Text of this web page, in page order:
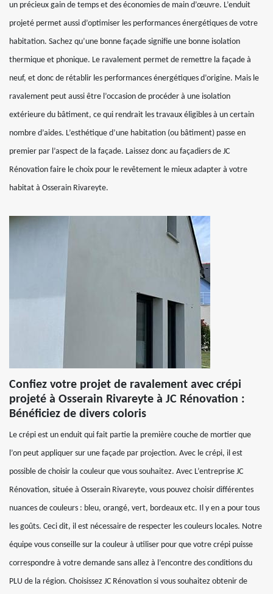
un précieux gain de temps et des économies de main d’œuvre. L’enduit
projeté permet aussi d’optimiser les performances énergétiques de votre
habitation. Sachez qu’une bonne façade signifie une bonne isolation
thermique et phonique. Le ravalement permet de remettre la façade à
neuf, et donc de rétablir les performances énergétiques d’origine. Mais le
ravalement peut aussi être l’occasion de procéder à une isolation
extérieure du bâtiment, ce qui rendrait les travaux éligibles à un certain
nombre d’aides. L’esthétique d’une habitation (ou bâtiment) passe en
premier par l’aspect de la façade. Laissez donc au façadiers de JC
Rénovation faire le choix pour le revêtement le mieux adapter à votre
habitat à Osserain Rivareyte.
Confiez votre projet de ravalement avec crépi
projeté à Osserain Rivareyte à JC Rénovation :
Bénéficiez de divers coloris
Le crépi est un enduit qui fait partie la première couche de mortier que
l’on peut appliquer sur une façade par projection. Avec le crépi, il est
possible de choisir la couleur que vous souhaitez. Avec L’entreprise JC
Rénovation, située à Osserain Rivareyte, vous pouvez choisir différentes
nuances de couleurs : bleu, orangé, vert, bordeaux etc. Il y en a pour tous
les goûts. Ceci dit, il est nécessaire de respecter les couleurs locales. Notre
équipe vous conseille sur la couleur à utiliser pour que votre crépi puisse
correspondre à votre demande sans allez à l’encontre des conditions du
PLU de la région. Choisissez JC Rénovation si vous souhaitez obtenir de